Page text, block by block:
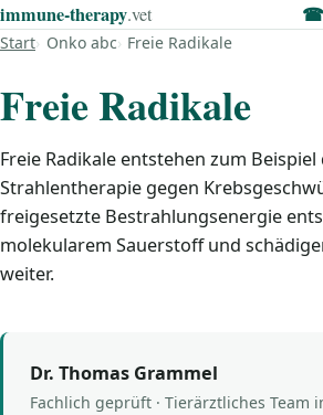
immune‑therapy.vet ☎
Start Onko abc Freie Radikale
Freie Radikale
Freie Radikale entstehen zum Beispiel
Strahlentherapie gegen
freigesetzte Bestrahlungsenergie
molekularem Sauerstoff und
weiter.
Dr. Thomas Grammel
Fachlich geprüft · Tierärztliches Team